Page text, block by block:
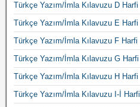
Türkçe Yazım/İmla Kılavuzu D Harfi
Türkçe Yazım/İmla Kılavuzu E Harfi
Türkçe Yazım/İmla Kılavuzu F Harfi
Türkçe Yazım/İmla Kılavuzu G Harfi
Türkçe Yazım/İmla Kılavuzu H Harfi
Türkçe Yazım/İmla Kılavuzu I-İ Harfi